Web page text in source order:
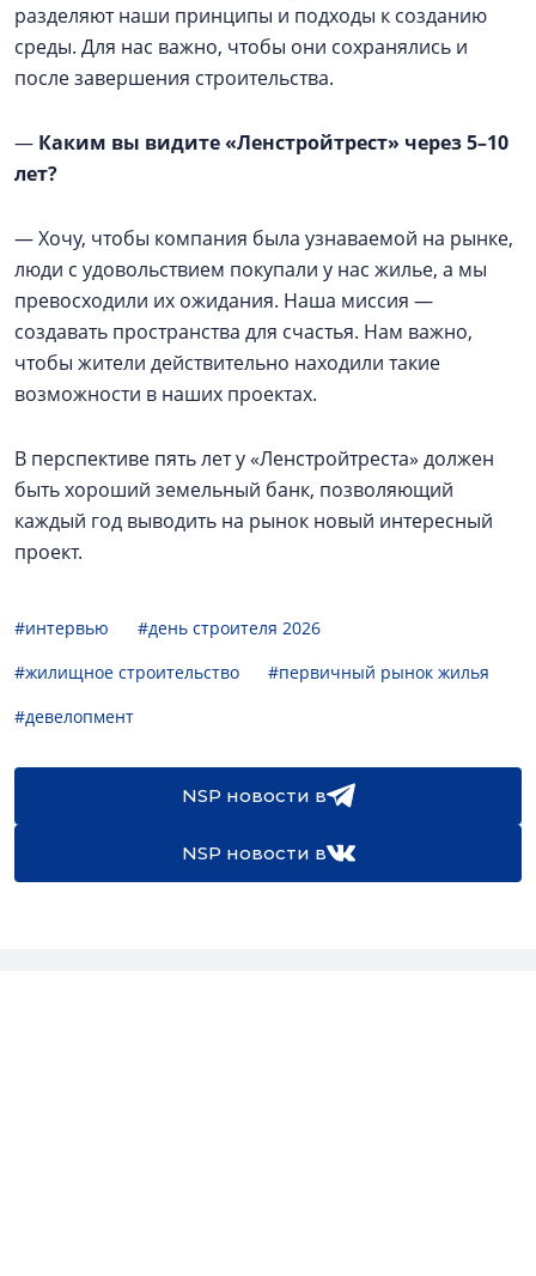
разделяют наши принципы и подходы к созданию
среды. Для нас важно, чтобы они сохранялись и
после завершения строительства.
— Каким вы видите «Ленстройтрест» через 5–10
лет?
— Хочу, чтобы компания была узнаваемой на рынке,
люди с удовольствием покупали у нас жилье, а мы
превосходили их ожидания. Наша миссия —
создавать пространства для счастья. Нам важно,
чтобы жители действительно находили такие
возможности в наших проектах.
В перспективе пять лет у «Ленстройтреста» должен
быть хороший земельный банк, позволяющий
каждый год выводить на рынок новый интересный
проект.
#интервью
#день строителя 2026
#жилищное строительство
#первичный рынок жилья
#девелопмент
NSP новости в
NSP новости в